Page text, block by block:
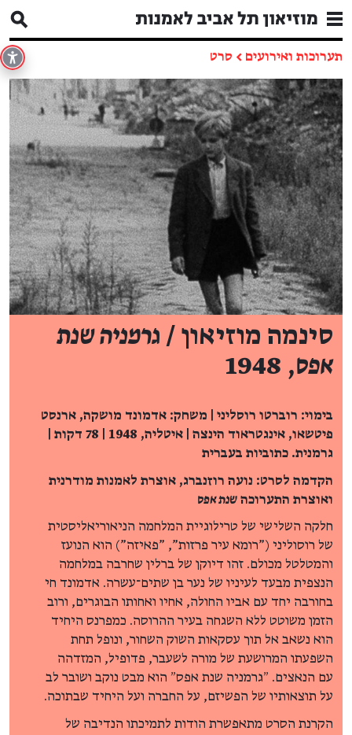
תערוכות ואירועים ← סרט
סינמה מוזיאון / גרמניה שנת
אפס, 1948
בימוי: רוברטו רוסליני | משחק: אדמונד מושקה, ארנסט
פיטשאו, אינגטראוד הינצה | איטליה, 1948 | 78 דקות |
גרמנית. כתוביות בעברית
הקדמה לסרט: נועה רוזנברג, אוצרת לאמנות מודרנית
ואוצרת התערוכה שנת אפס
חלקה השלישי של טרילוגיית המלחמה הניאוריאליסטית
של רוסוליני ("רומא עיר פרזות", "פאיזה") הוא הנועז
והמטלטל מכולם. זהו דיוקן של ברלין שחרבה במלחמה
הנצפית מבעד לעיניו של נער בן שתים־עשרה. אדמונד חי
בחורבה יחד עם אביו החולה, אחיו ואחותו הבוגרים, ורוב
הזמן משוטט ללא השגחה בעיר ההרוסה. כמפרנס היחיד
הוא נשאב אל תוך עסקאות השוק השחור, ונופל תחת
השפעתו המרושעת של מורה לשעבר, פדופיל, המזדהה
עם הנאצים. ״גרמניה שנת אפס״ הוא מבט נוקב ושובר לב
על תוצאותיו של הפשיזם, על החברה ועל היחיד שבתוכה.
הקרנת הסרט מתאפשרת הודות לתמיכתו הנדיבה של